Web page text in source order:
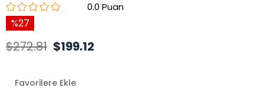
0.0
27
$272.81 $199.12
Favorilere Ekle